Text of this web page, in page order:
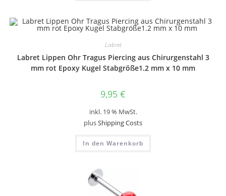
Labret
Labret Lippen Ohr Tragus Piercing aus Chirurgenstahl 3
mm rot Epoxy Kugel Stabgröße1.2 mm x 10 mm
9,95 €
inkl. 19 % MwSt.
plusShipping Costs
In den Warenkorb